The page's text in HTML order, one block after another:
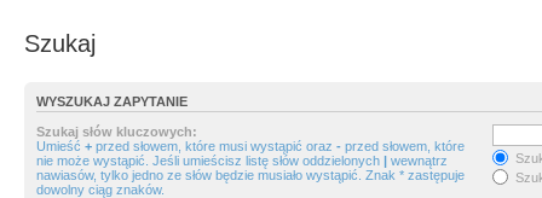
Szukaj
WYSZUKAJ ZAPYTANIE
Szukaj słów kluczowych:
Umieść + przed słowem, które musi wystąpić oraz - przed słowem, które
nie może wystąpić. Jeśli umieścisz listę słów oddzielonych | wewnątrz
nawiasów, tylko jedno ze słów będzie musiało wystąpić. Znak * zastępuje
dowolny ciąg znaków.